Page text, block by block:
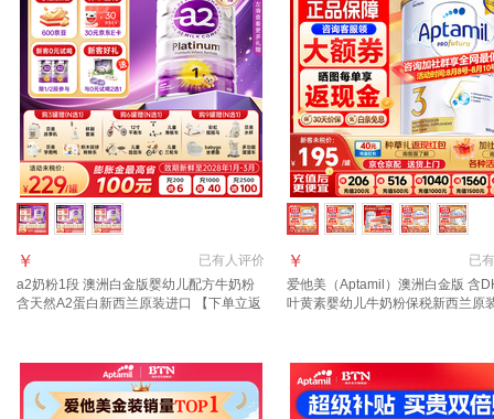
已有人评价
￥
a2奶粉1段 澳洲白金版婴幼儿配方牛奶粉
含天然A2蛋白新西兰原装进口 【下单立返
已有
￥
爱他美（Aptamil）澳洲白金版 含
叶黄素婴幼儿牛奶粉保税新西兰原